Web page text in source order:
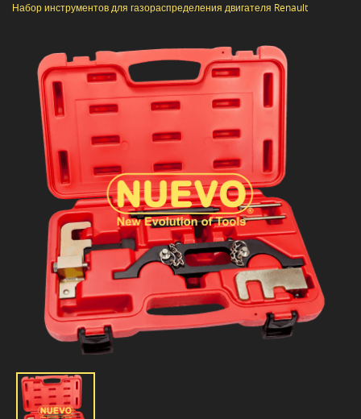
Набор инструментов для газораспределения двигателя Renault